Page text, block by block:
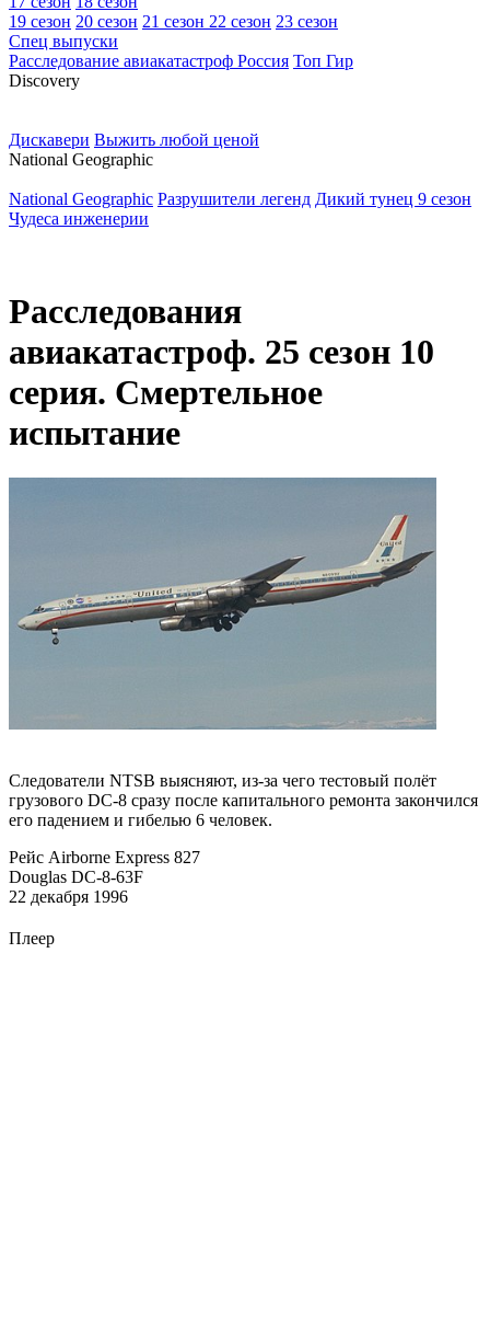
19 сезон 20 сезон 21 сезон 22 сезон 23 сезон
Спец выпуски
Расследование авиакатастроф Россия Топ Гир
Discovery
Дискавери Выжить любой ценой
National Geographic
National Geographic Разрушители легенд Дикий тунец 9 сезон
Чудеса инженерии
Расследования
авиакатастроф. 25 сезон 10
серия. Смертельное
испытание
Следователи NTSB выясняют, из-за чего тестовый полёт
грузового DC-8 сразу после капитального ремонта закончился
его падением и гибелью 6 человек.
Рейс Airborne Express 827
Douglas DC-8-63F
22 декабря 1996
Плеер